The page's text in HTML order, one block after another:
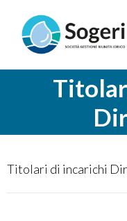
contenuto
Titolari di incarichi